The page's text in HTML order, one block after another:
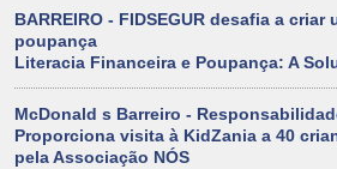
BARREIRO - FIDSEGUR desafia a criar
poupança
Literacia Financeira e Poupança: A
McDonald s Barreiro -
Proporciona visita à KidZania a 40
pela Associação NÓS